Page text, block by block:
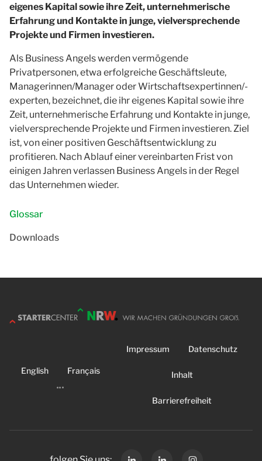
eigenes Kapital sowie ihre Zeit, unternehmerische
Erfahrung und Kontakte in junge, vielversprechende
Projekte und Firmen investieren.
Als Business Angelswerden vermögende
Privatpersonen, etwa erfolgreiche Geschäftsleute,
Managerinnen/Manager oder Wirtschaftsexpertinnen/-
experten, bezeichnet, die ihr eigenes Kapital sowie ihre
Zeit, unternehmerische Erfahrung und Kontakte in junge,
vielversprechende Projekte und Firmen investieren. Ziel
ist, von einer positiven Geschäftsentwicklung zu
profitieren. Nach Ablauf einer vereinbarten Frist von
einigen Jahren verlassen Business Angels in der Regel
das Unternehmen wieder.
Glossar
Downloads
English Français
Impressum Datenschutz
Inhalt
Barrierefreiheit